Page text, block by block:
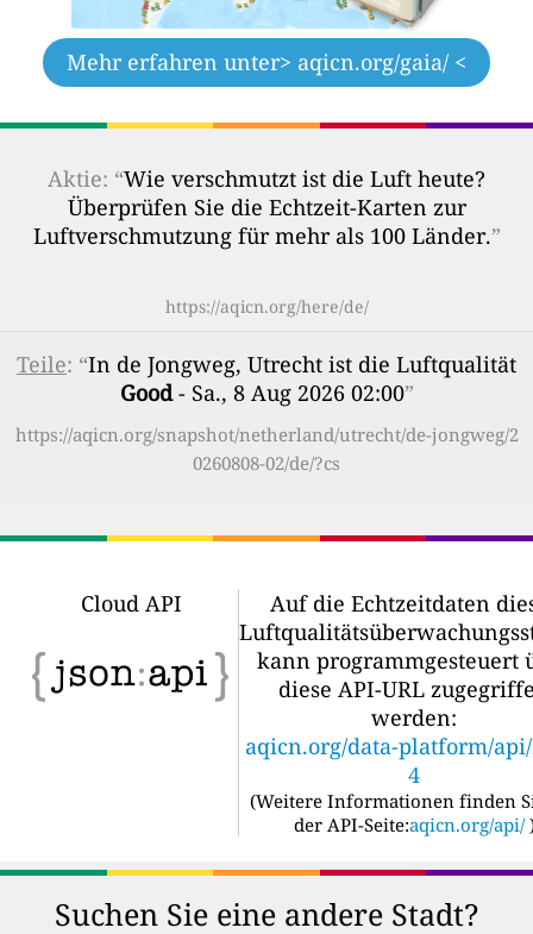
Mehr erfahren unter> aqicn.org/gaia/ <
Aktie: “Wie verschmutzt ist die Luft heute?
Überprüfen Sie die Echtzeit-Karten zur
Luftverschmutzung für mehr als 100 Länder.”
https://aqicn.org/here/de/
Teile: “In de Jongweg, Utrecht ist die Luftqualität
Good- Sa., 8 Aug 2026 02:00”
https://aqicn.org/snapshot/netherland/utrecht/de-jongweg/2
0260808-02/de/?cs
Cloud API
Auf die Echtzeitdaten
kann programmgesteuert
diese API-URL
werden:
aqicn.org/data-platform/
4
(Weitere Informationen finden
der API-Seite:aqicn.org/api/
Suchen Sie eine andere Stadt?